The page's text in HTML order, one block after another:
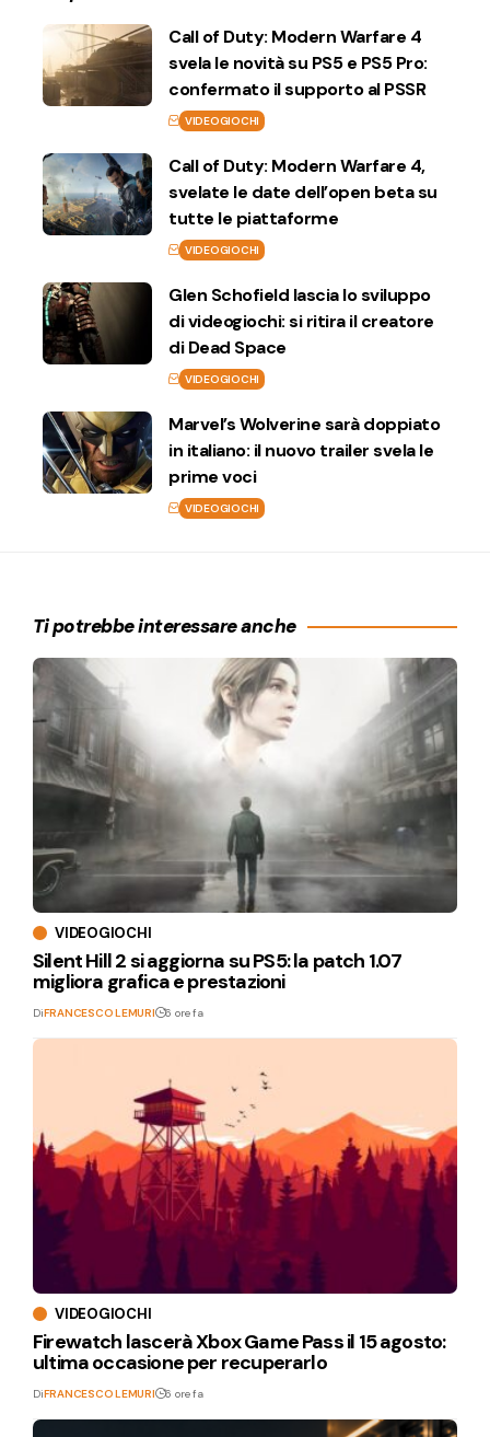
Call of Duty: Modern Warfare 4
svela le novità su PS5 e PS5 Pro:
confermato il supporto al PSSR
VIDEOGIOCHI
Call of Duty: Modern Warfare 4,
svelate le date dell’open beta su
tutte le piattaforme
VIDEOGIOCHI
Glen Schofield lascia lo sviluppo
di videogiochi: si ritira il creatore
di Dead Space
VIDEOGIOCHI
Marvel’s Wolverine sarà doppiato
in italiano: il nuovo trailer svela le
prime voci
VIDEOGIOCHI
Ti potrebbe interessare anche
VIDEOGIOCHI
Silent Hill 2 si aggiorna su PS5: la patch 1.07
migliora grafica e prestazioni
DiFRANCESCO LEMURI 6 ore fa
VIDEOGIOCHI
Firewatch lascerà Xbox Game Pass il 15 agosto:
ultima occasione per recuperarlo
DiFRANCESCO LEMURI 6 ore fa